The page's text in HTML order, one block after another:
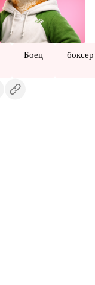
Боец боксер